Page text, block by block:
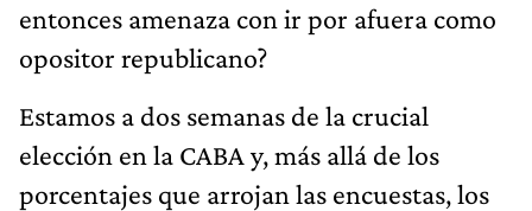
entonces amenaza con ir por afuera como
opositor republicano?
Estamos a dos semanas de la crucial
elección en la CABA y, más allá de los
porcentajes que arrojan las encuestas, los